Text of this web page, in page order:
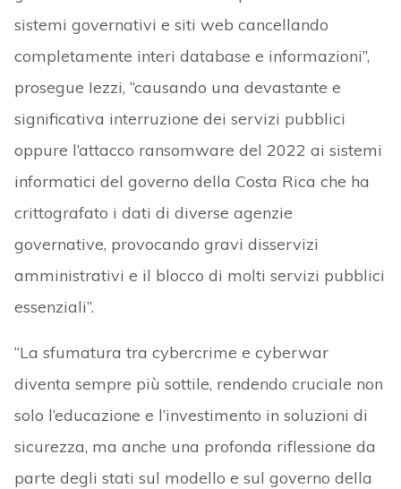
sistemi governativi e siti web cancellando
completamente interi database e informazioni”,
prosegue Iezzi, “causando una devastante e
significativa interruzione dei servizi pubblici
oppure l’attacco ransomware del 2022 ai sistemi
informatici del governo della Costa Rica che ha
crittografato i dati di diverse agenzie
governative, provocando gravi disservizi
amministrativi e il blocco di molti servizi pubblici
essenziali”.
“La sfumatura tra cybercrime e cyberwar
diventa sempre più sottile, rendendo cruciale non
solo l’educazione e l’investimento in soluzioni di
sicurezza, ma anche una profonda riflessione da
parte degli stati sul modello e sul governo della